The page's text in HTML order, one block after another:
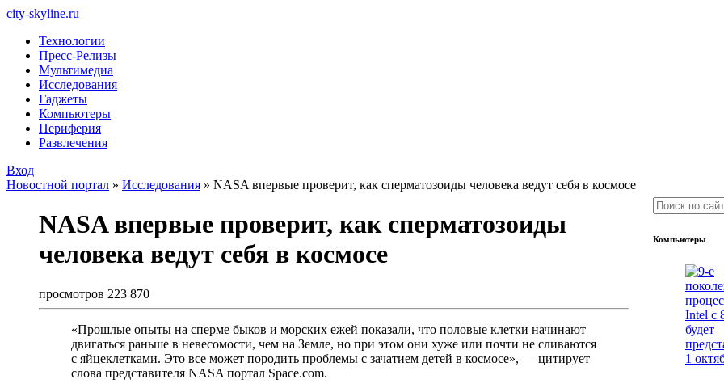
city-skyline.ru
Технологии
Пресс-Релизы
Мультимедиа
Исследования
Гаджеты
Компьютеры
Периферия
Развлечения
Вход
Новостной портал » Исследования » NASA впервые проверит, как сперматозоиды человека ведут себя в космосе
NASA впервые проверит, как сперматозоиды
человека ведут себя в космосе
просмотров 223 870
«Прошлые опыты на сперме быков и морских ежей показали, что половые клетки начинают
двигаться раньше в невесомости, чем на Земле, но при этом они хуже или почти не сливаются
с яйцеклетками. Это все может породить проблемы с зачатием детей в космосе», — цитирует
слова представителя NASA портал Space.com.
Компьютеры